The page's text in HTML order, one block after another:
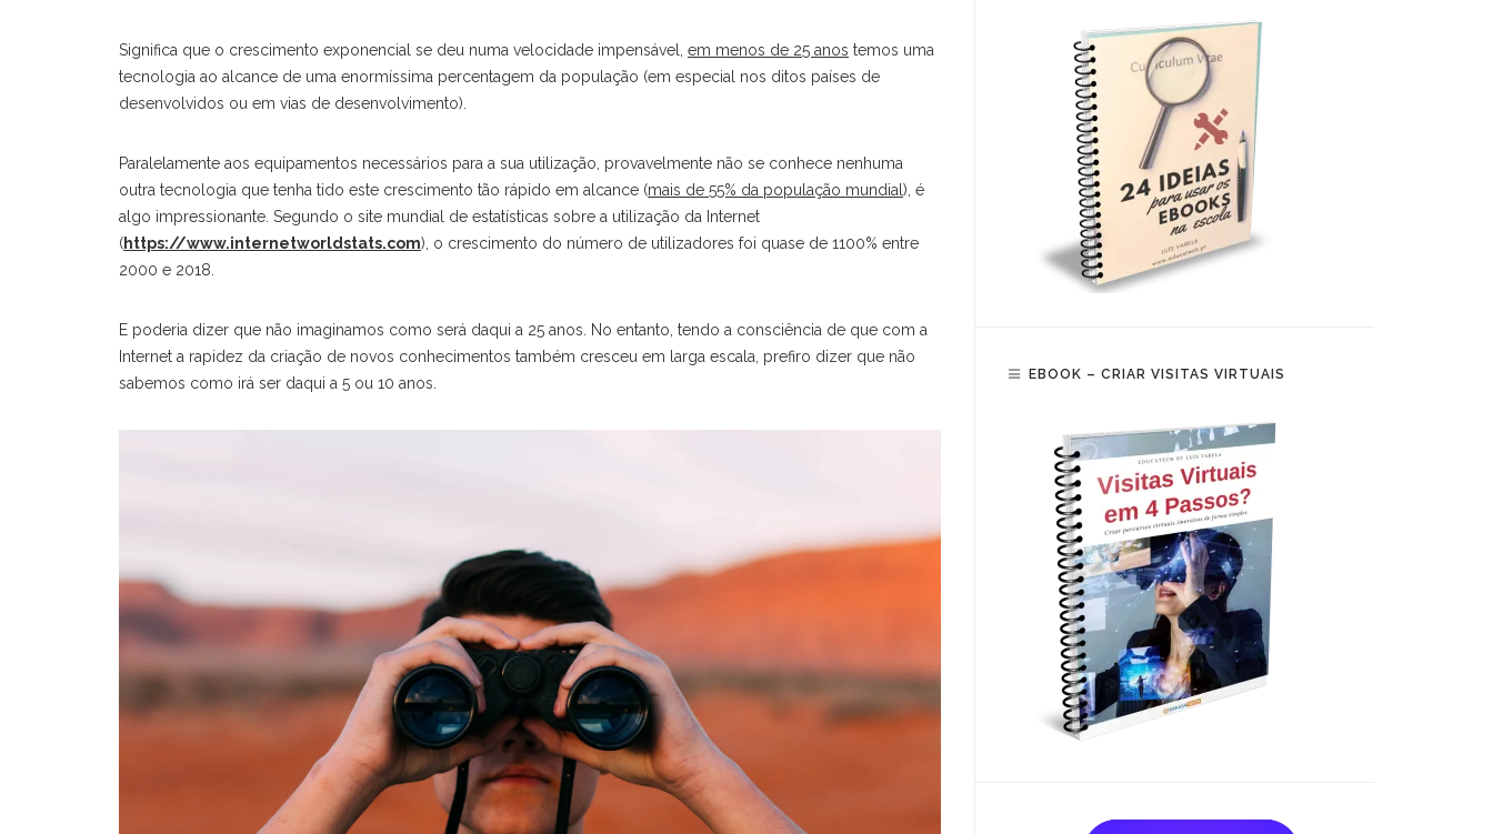
Significa que o crescimento exponencial se deu numa velocidade impensável, em menos de 25 anos temos uma
tecnologia ao alcance de uma enormíssima percentagem da população (em especial nos ditos países de
desenvolvidos ou em vias de desenvolvimento).
Paralelamente aos equipamentos necessários para a sua utilização, provavelmente não se conhece nenhuma
outra tecnologia que tenha tido este crescimento tão rápido em alcance (mais de 55% da população mundial ), é
algo impressionante. Segundo o site mundial de estatísticas sobre a utilização da Internet
(https://www.internetworldstats.com), o crescimento do número de utilizadores foi quase de 1100% entre
2000 e 2018.
E poderia dizer que não imaginamos como será daqui a 25 anos. No entanto, tendo a consciência de que com a
Internet a rapidez da criação de novos conhecimentos também cresceu em larga escala, prefiro dizer que não
sabemos como irá ser daqui a 5 ou 10 anos.
EBOOK – CRIAR VISITAS VIRTUAIS